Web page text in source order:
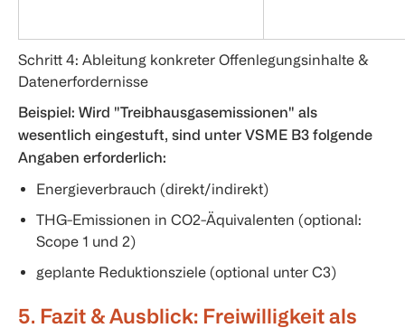
Schritt 4: Ableitung konkreter Offenlegungsinhalte &
Datenerfordernisse
Beispiel: Wird "Treibhausgasemissionen" als
wesentlich eingestuft, sind unter VSME B3 folgende
Angaben erforderlich:
Energieverbrauch (direkt/indirekt)
THG-Emissionen in CO2-Äquivalenten (optional:
Scope 1 und 2)
geplante Reduktionsziele (optional unter C3)
5. Fazit & Ausblick: Freiwilligkeit als